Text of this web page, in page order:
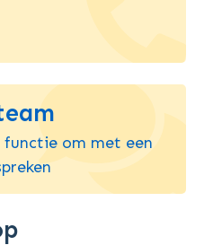
functie om met een